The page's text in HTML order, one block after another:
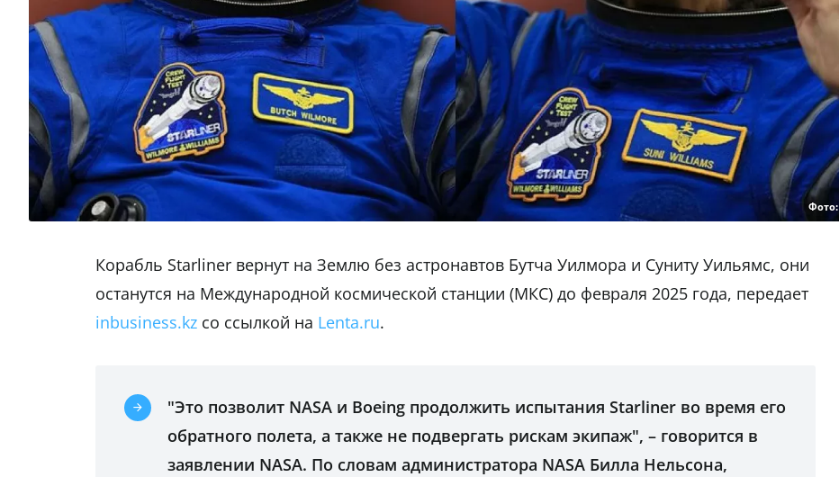
Фото:
Корабль Starliner вернут на Землю без астронавтов Бутча Уилмора и Суниту Уильямс, они
останутся на Международной космической станции (МКС) до февраля 2025 года, передает
inbusiness.kz со ссылкой на Lenta.ru.
"Это позволит NASA и Boeing продолжить испытания Starliner во время его
обратного полета, а также не подвергать рискам экипаж", – говорится в
заявлении NASA. По словам администратора NASA Билла Нельсона,